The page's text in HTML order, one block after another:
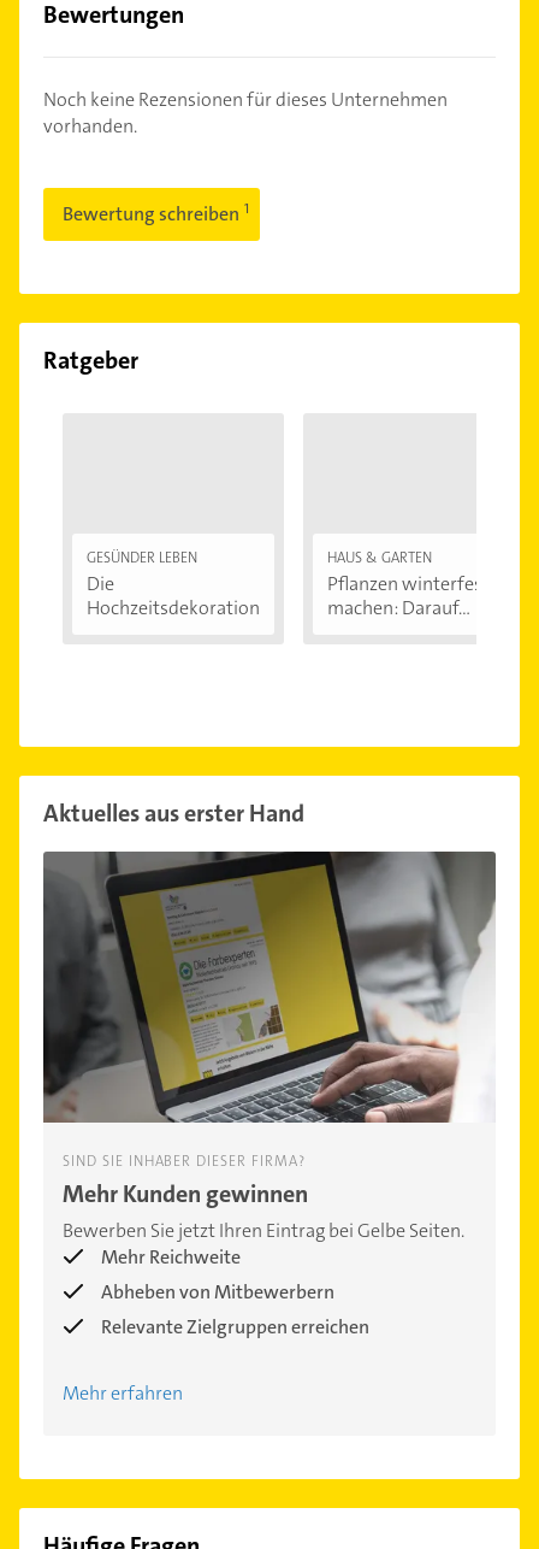
Bewertungen
Noch keine Rezensionen für dieses Unternehmen
vorhanden.
Bewertung schreiben
Ratgeber
GESÜNDER LEBEN
Die
Hochzeitsdekoration
HAUS & GARTEN
Pflanzen winterfest
machen: Darauf...
Aktuelles aus erster Hand
SIND SIE INHABER DIESER FIRMA?
Mehr Kunden gewinnen
Bewerben Sie jetzt Ihren Eintrag bei Gelbe Seiten.
Mehr Reichweite
Abheben von Mitbewerbern
Relevante Zielgruppen erreichen
Mehr erfahren